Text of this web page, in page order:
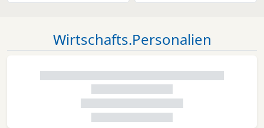
Wirtschafts.Personalien